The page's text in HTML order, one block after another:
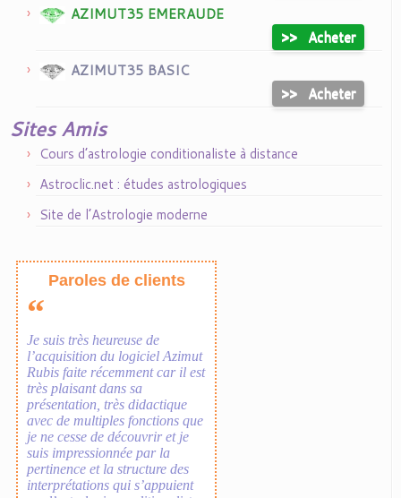
AZIMUT35 EMERAUDE
>>
Acheter
AZIMUT35 BASIC
>> Acheter
Sites Amis
Cours d’astrologie conditionaliste à distance
Astroclic.net : études astrologiques
Site de l’Astrologie moderne